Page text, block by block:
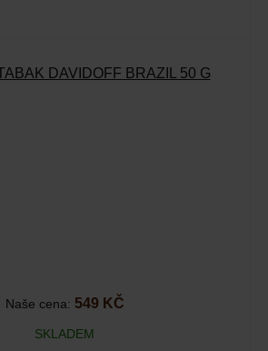
DAVIDOFF BRAZIL 50 G
Naše cena: 549 KČ
SKLADEM